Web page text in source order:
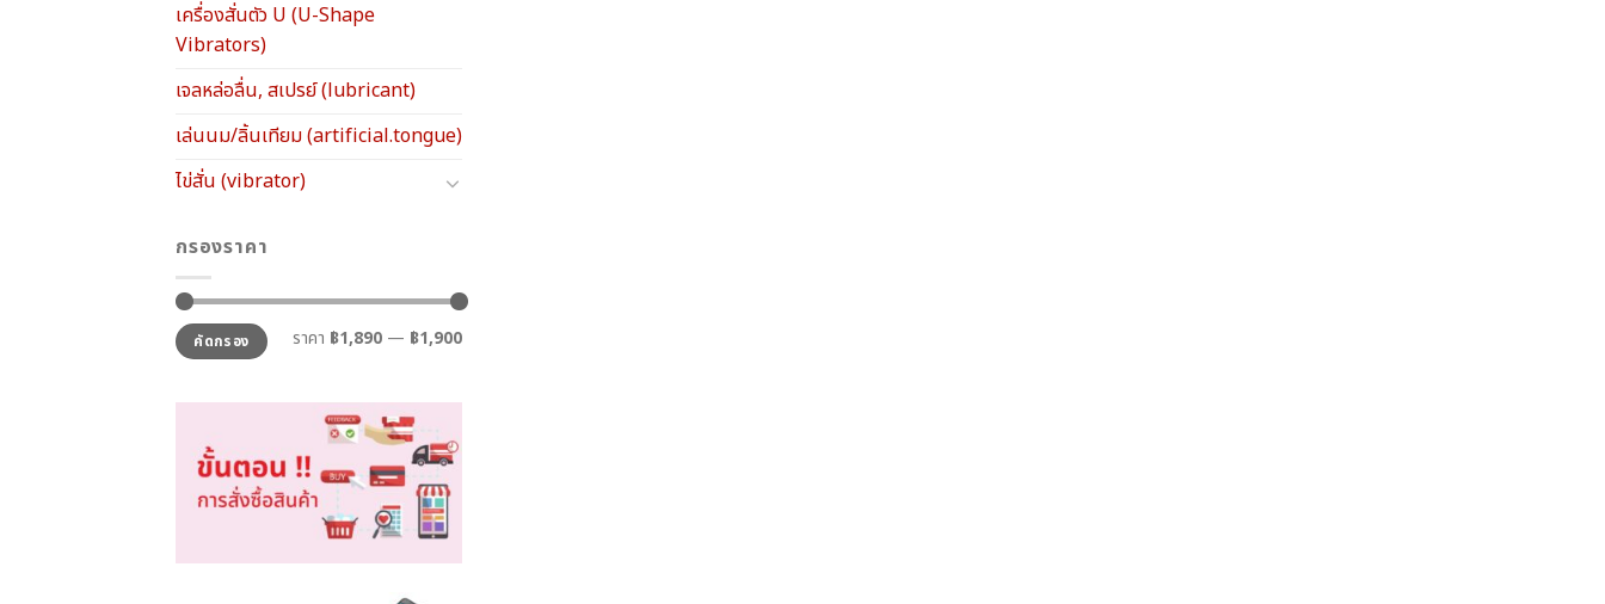
เครื่องสั่นตัว U (U-Shape
Vibrators)
เจลหล่อลื่น, สเปรย์ (lubricant)
เล่นนม/ลิ้นเทียม (artificial.tongue)
ไข่สั่น (vibrator)
กรองราคา
ราคา
ต่ำ
สุด
ราคา
สูงสุดคัดกรอง ราคา ฿1,890 — ฿1,900